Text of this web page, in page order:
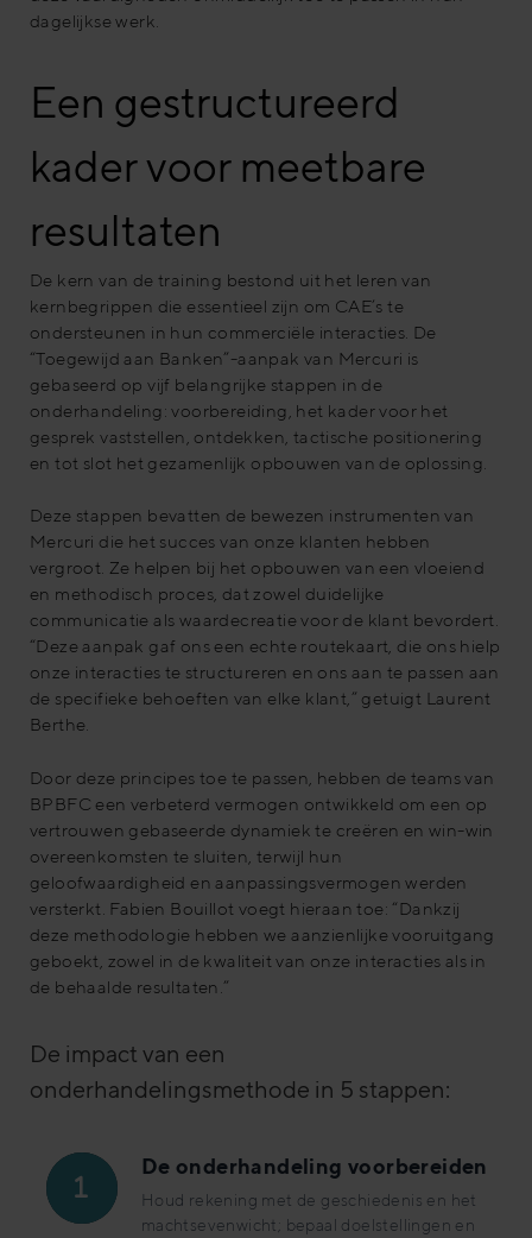
dagelijkse werk.
Een gestructureerd
kader voor meetbare
resultaten
De kern van de training bestond uit het leren van
kernbegrippen die essentieel zijn om CAE’s te
ondersteunen in hun commerciële interacties. De
“Toegewijd aan Banken”-aanpak van Mercuri is
gebaseerd op vijf belangrijke stappen in de
onderhandeling: voorbereiding, het kader voor het
gesprek vaststellen, ontdekken, tactische positionering
en tot slot het gezamenlijk opbouwen van de oplossing.
Deze stappen bevatten de bewezen instrumenten van
Mercuri die het succes van onze klanten hebben
vergroot. Ze helpen bij het opbouwen van een vloeiend
en methodisch proces, dat zowel duidelijke
communicatie als waardecreatie voor de klant bevordert.
“Deze aanpak gaf ons een echte routekaart, die ons hielp
onze interacties te structureren en ons aan te passen aan
de specifieke behoeften van elke klant,” getuigt Laurent
Berthe.
Door deze principes toe te passen, hebben de teams van
BPBFC een verbeterd vermogen ontwikkeld om een op
vertrouwen gebaseerde dynamiek te creëren en win-win
overeenkomsten te sluiten, terwijl hun
geloofwaardigheid en aanpassingsvermogen werden
versterkt. Fabien Bouillot voegt hieraan toe: “Dankzij
deze methodologie hebben we aanzienlijke vooruitgang
geboekt, zowel in de kwaliteit van onze interacties als in
de behaalde resultaten.”
De impact van een
onderhandelingsmethode in 5 stappen:
De onderhandeling voorbereiden
Houd rekening met de geschiedenis en het
machtsevenwicht; bepaal doelstellingen en